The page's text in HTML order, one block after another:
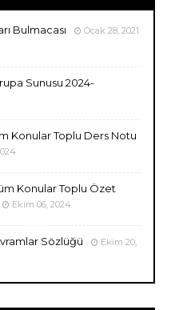
Bulmacası Ocak 28, 2021
Sunusu 2024-
Konular Toplu Ders Notu
Konular Toplu Özet
Ekim 06, 2024
Sözlüğü
Ekim 20,